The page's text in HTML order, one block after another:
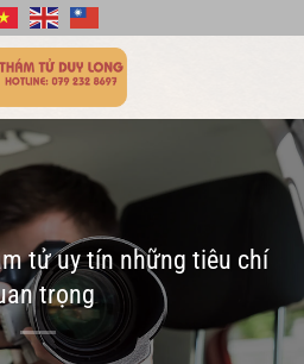
tử uy tín những tiêu chí
trọng